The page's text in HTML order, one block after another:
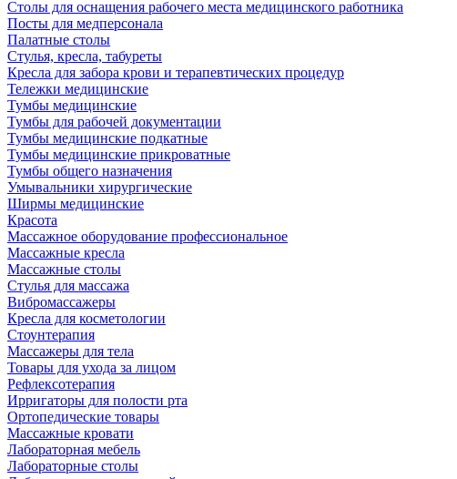
Столы для оснащения рабочего места медицинского работника
Посты для медперсонала
Палатные столы
Стулья, кресла, табуреты
Кресла для забора крови и терапевтических процедур
Тележки медицинские
Тумбы медицинские
Тумбы для рабочей документации
Тумбы медицинские подкатные
Тумбы медицинские прикроватные
Тумбы общего назначения
Умывальники хирургические
Ширмы медицинские
Красота
Массажное оборудование профессиональное
Массажные кресла
Массажные столы
Стулья для массажа
Вибромассажеры
Кресла для косметологии
Стоунтерапия
Массажеры для тела
Товары для ухода за лицом
Рефлексотерапия
Ирригаторы для полости рта
Ортопедические товары
Массажные кровати
Лабораторная мебель
Лабораторные столы